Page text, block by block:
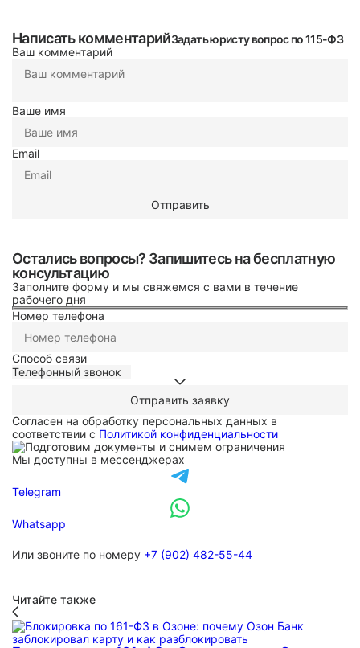
Написать комментарийЗадать юристу вопрос по 115-ФЗ
Ваш комментарий
Ваше имя
Email
Остались вопросы? Запишитесь на бесплатную
консультацию
Заполните форму и мы свяжемся с вами в течение
рабочего дня
Номер телефона
Способ связи
Согласен на обработку персональных данных в
соответствии с Политикой конфиденциальности
Мы доступны в мессенджерах
Telegram
Whatsapp
Или звоните по номеру +7 (902) 482-55-44
Читайте также